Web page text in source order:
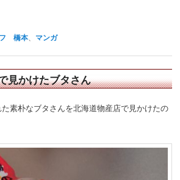
橋本 マンガ
かけたブタさん
素朴なブタさんを北海道物産店で見かけたの